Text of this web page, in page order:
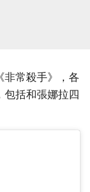
非常殺手》，各
包括和張娜拉四